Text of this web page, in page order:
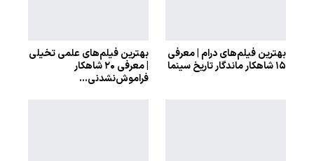
بهترین فیلم‌های درام | معرفی
۱۵ شاهکار ماندگار تاریخ سینما
بهترین فیلم‌های علمی تخیلی
| معرفی ۲۰ شاهکار
فراموش‌نشدنی…